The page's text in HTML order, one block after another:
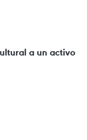
a un activo